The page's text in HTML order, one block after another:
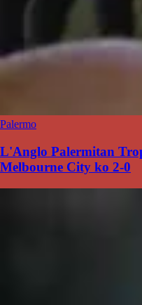
Palermo
L'Anglo Palermitan
Melbourne City ko 2-0